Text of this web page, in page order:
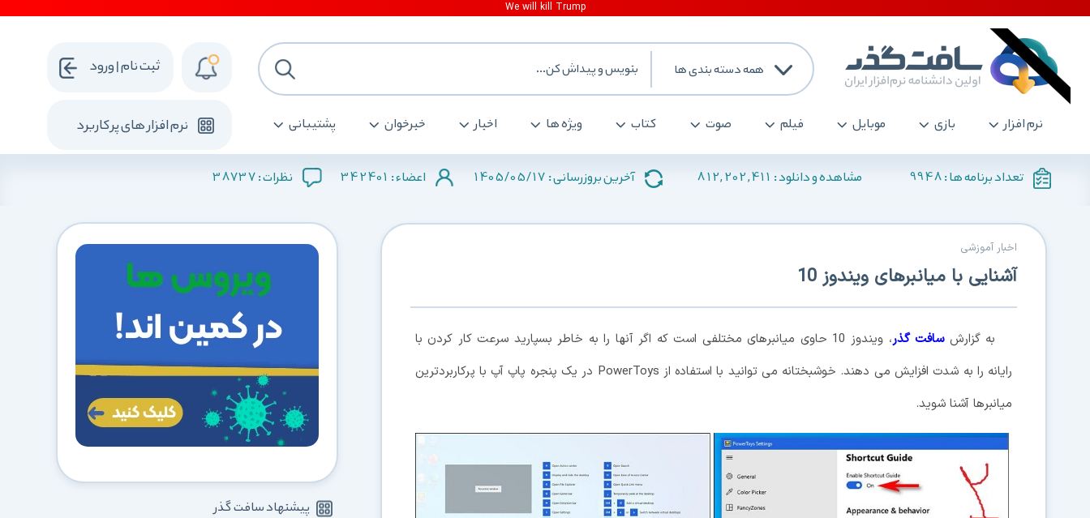
همه دسته بندی ها
نرم افزار بازی موبایل فیلم صوت کتاب ویژه ها اخبار خبرخوان پشتیبانی نرم افزار های پرکاربرد
ثبت نام | ورود
تعداد برنامه ها :9948 مشاهده و دانلود : 812,202,411 آخرین بروزرسانی : 1405/05/17 اعضاء : 342401 نظرات :38737
اخبار آموزشی
آشنایی با میانبرهای ویندوز 10
به گزارشسافت گذر
، ویندوز 10 حاوی میانبرهای مختلفی است که اگر آنها را به خاطر بسپارید سرعت کار کردن با
رایانه را به شدت افزایش می دهند. خوشبختانه می توانید با استفاده از PowerToys در یک پنجره پاپ آپ با پرکاربردترین
میانبرها آشنا شوید.
پیشنهاد سافت گذر